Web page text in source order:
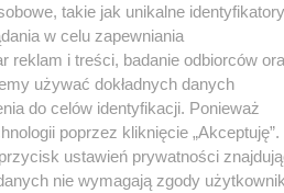
po
Köln
takie jak unikalne identyfikatory,
w celu zapewniania
reklam i treści, badanie odbiorców
używać dokładnych danych
do celów identyfikacji. Ponieważ
poprzez kliknięcie „Akceptuję”.
ustawień prywatności
nie wymagają zgody